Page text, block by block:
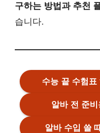
구하는 방법과 추천
습니다.
수능 끝 수험
알바 전 준
알바 수입 쓸